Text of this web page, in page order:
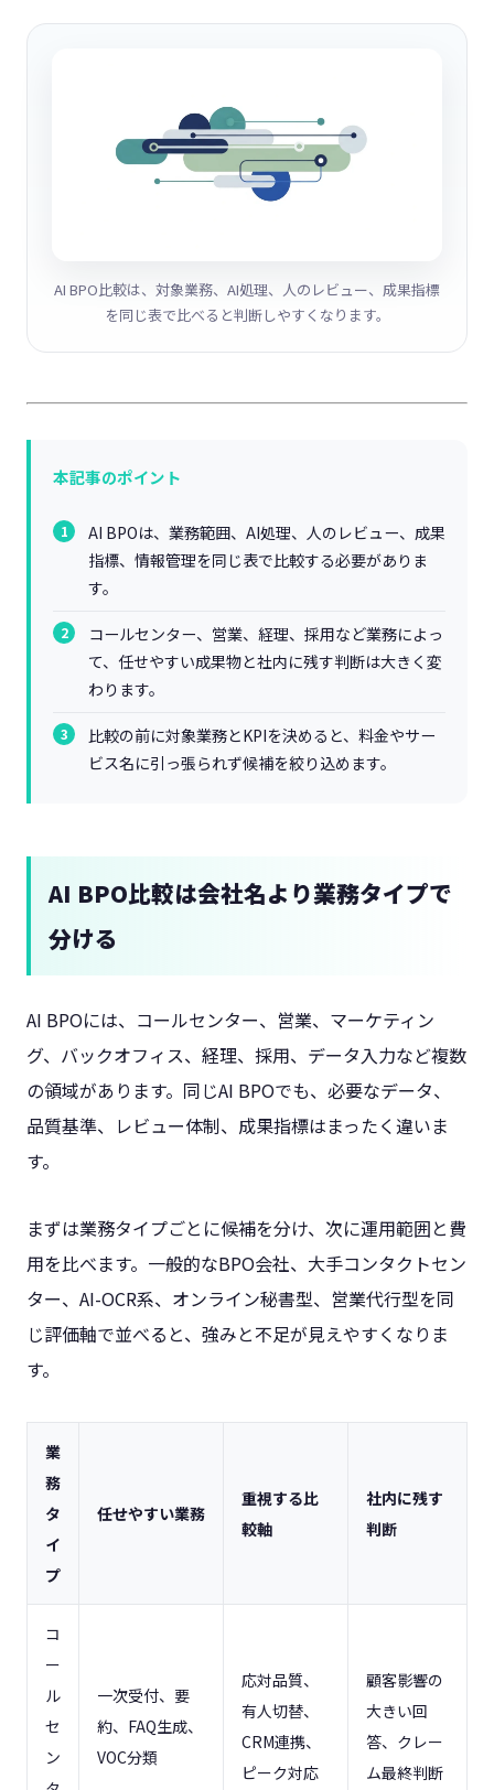
AI BPO比較は、対象業務、AI処理、人のレビュー、成果指標
を同じ表で比べると判断しやすくなります。
本記事のポイント
AI BPOは、業務範囲、AI処理、人のレビュー、成果
指標、情報管理を同じ表で比較する必要がありま
す。
コールセンター、営業、経理、採用など業務によっ
て、任せやすい成果物と社内に残す判断は大きく変
わります。
比較の前に対象業務とKPIを決めると、料金やサー
ビス名に引っ張られず候補を絞り込めます。
AI BPO比較は会社名より業務タイプで
分ける
AI BPOには、コールセンター、営業、マーケティン
グ、バックオフィス、経理、採用、データ入力など複数
の領域があります。同じAI BPOでも、必要なデータ、
品質基準、レビュー体制、成果指標はまったく違いま
す。
まずは業務タイプごとに候補を分け、次に運用範囲と費
用を比べます。一般的なBPO会社、大手コンタクトセン
ター、AI-OCR系、オンライン秘書型、営業代行型を同
じ評価軸で並べると、強みと不足が見えやすくなりま
す。
業
務
タ
イ
プ
任せやすい業務
重視する比
較軸
社内に残す
判断
コ
ー
ル
セ
ン
一次受付、要
約、FAQ生成、
VOC分類
応対品質、
有人切替、
CRM連携、
ピーク対応
顧客影響の
大きい回
答、クレー
ム最終判断